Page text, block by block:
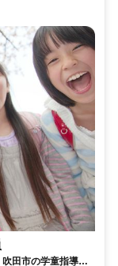
田市の学童指導員